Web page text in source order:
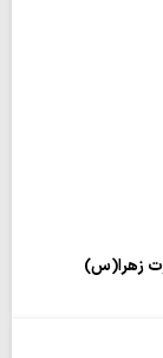
زهرا(س)